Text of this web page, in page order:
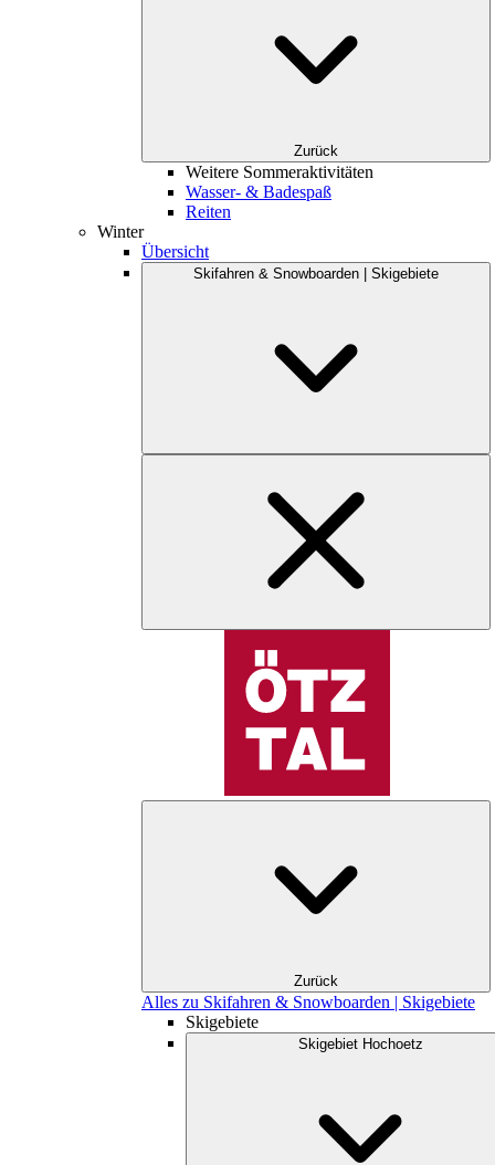
Zurück
Weitere Sommeraktivitäten
Wasser- & Badespaß
Reiten
Winter
Übersicht
Skifahren & Snowboarden | Skigebiete
Zurück
Alles zu Skifahren & Snowboarden | Skigebiete
Skigebiete
Skigebiet Hochoetz